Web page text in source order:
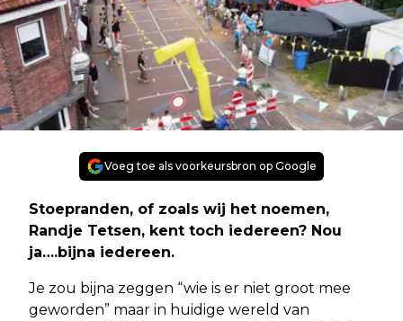
Voeg toe als voorkeursbron op Google
Stoepranden, of zoals wij het noemen,
Randje Tetsen, kent toch iedereen? Nou
ja….bijna iedereen.
Je zou bijna zeggen “wie is er niet groot mee
geworden” maar in huidige wereld van